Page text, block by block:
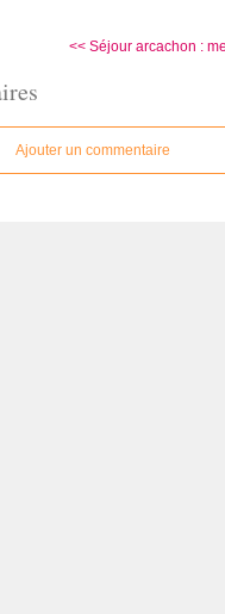
<< Séjour arcachon :
Ajouter un commentaire